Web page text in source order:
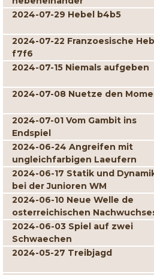
2024-07-29 Hebel b4b5
2024-07-22 Franzoesische
f7f6
2024-07-15 Niemals aufgeben
2024-07-08 Nuetze den
2024-07-01 Vom Gambit ins
Endspiel
2024-06-24 Angreifen mit
ungleichfarbigen Laeufern
2024-06-17 Statik und
bei der Junioren WM
2024-06-10 Neue Welle de
osterreichischen
2024-06-03 Spiel auf zwei
Schwaechen
2024-05-27 Treibjagd